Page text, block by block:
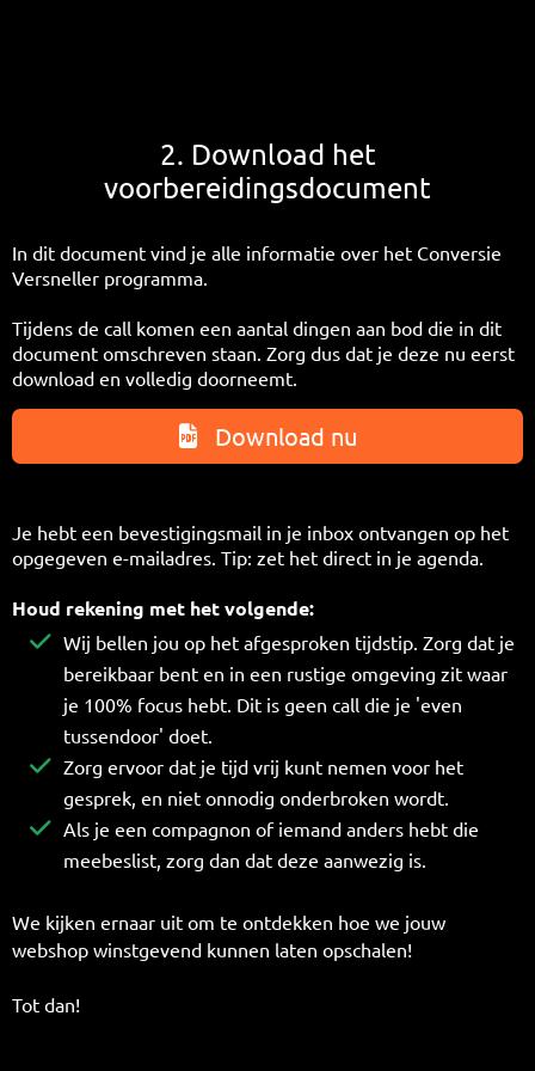
2. Download het
voorbereidingsdocument
In dit document vind je alle informatie over het Conversie
Versneller programma.
Tijdens de call komen een aantal dingen aan bod die in dit
document omschreven staan. Zorg dus dat je deze nu eerst
download en volledig doorneemt.
Download nu
Je hebt een bevestigingsmail in je inbox ontvangen op het
opgegeven e-mailadres. Tip: zet het direct in je agenda.
Houd rekening met het volgende:
Wij bellen jou op het afgesproken tijdstip. Zorg dat je
bereikbaar bent en in een rustige omgeving zit waar
je 100% focus hebt. Dit is geen call die je 'even
tussendoor' doet.
Zorg ervoor dat je tijd vrij kunt nemen voor het
gesprek, en niet onnodig onderbroken wordt.
Als je een compagnon of iemand anders hebt die
meebeslist, zorg dan dat deze aanwezig is.
We kijken ernaar uit om te ontdekken hoe we jouw
webshop winstgevend kunnen laten opschalen!
Tot dan!